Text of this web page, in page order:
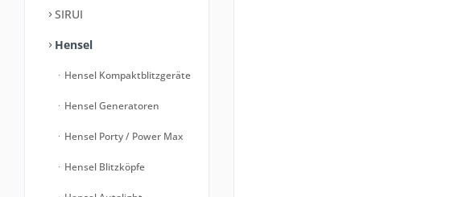
SIRUI
Hensel
Hensel Kompaktblitzgeräte
Hensel Generatoren
Hensel Porty / Power Max
Hensel Blitzköpfe